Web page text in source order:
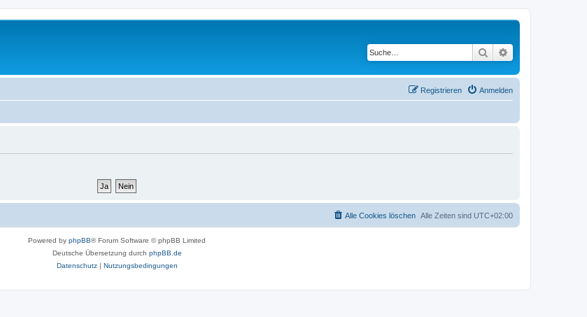
Suche
Anmelden
Registrieren
Alle Zeiten sind UTC+02:00
Alle Cookies löschen
Powered by phpBB® Forum Software © phpBB Limited
Deutsche Übersetzung durch phpBB.de
Datenschutz| Nutzungsbedingungen